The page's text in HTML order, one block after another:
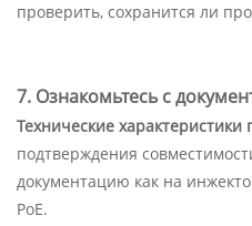
проверить, сохранится ли
7. Ознакомьтесь с
Технические характеристики
подтверждения
документацию как на
PoE.